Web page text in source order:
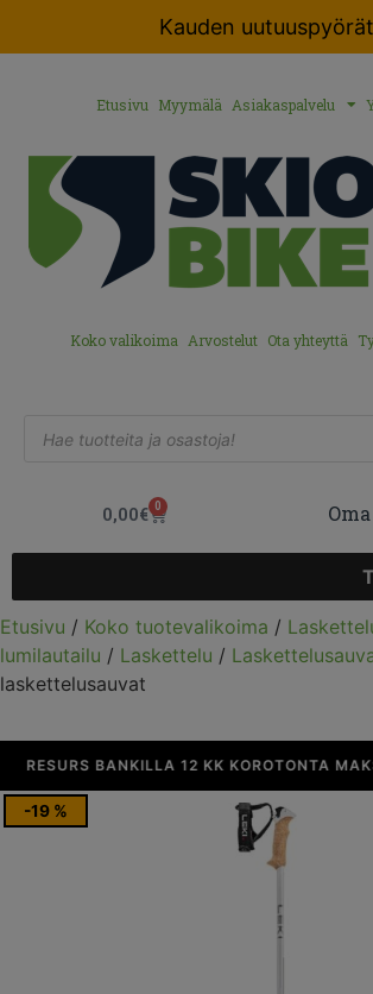
Kauden uutuuspyörät
Etusivu Myymälä Asiakaspalvelu
Koko valikoima Arvostelut Ota yhteyttä
0,00€ 0
Etusivu / Koko tuotevalikoima /
lumilautailu / Laskettelu /
laskettelusauvat
RESURS BANKILLA 12 KK KOROTONTA
-19 %